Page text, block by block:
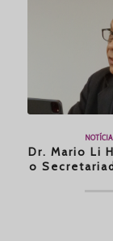
Dr. Mario Li
o